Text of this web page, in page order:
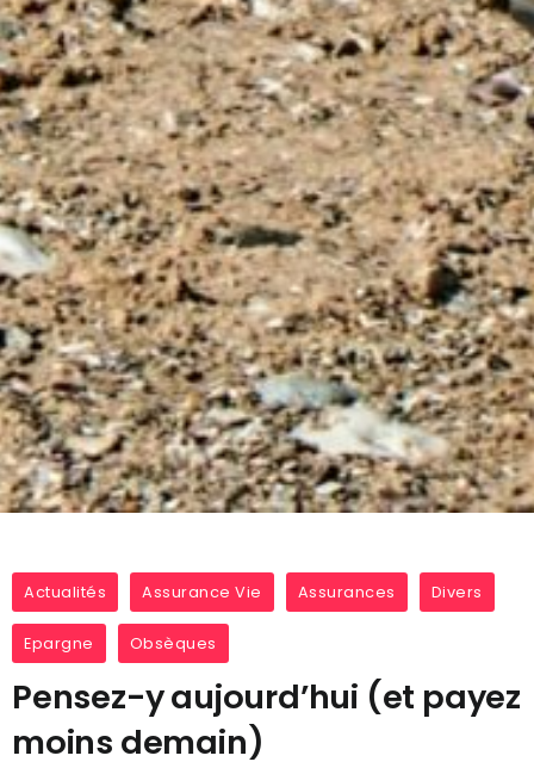
Actualités Assurance Vie Assurances Divers
Epargne Obsèques
Pensez-y aujourd’hui (et payez
moins demain)